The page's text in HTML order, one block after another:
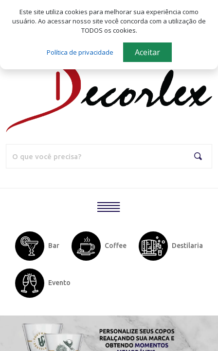
Seja bem-vindo(a) a Decorlex!
Meus favoritos
Bar Coffee Destilaria
Evento
Produtos
Este site utiliza cookies para melhorar sua experiência como
usuário. Ao acessar nosso site você concorda com a utilização de
TODOS os cookies.
Política de privacidade Aceitar